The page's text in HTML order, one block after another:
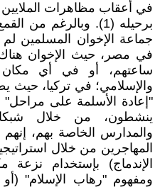
في أعقاب مظاهرات الملايين
برحيله (1). وبالرغم من
جماعة الإخوان المسلمين لم
في مصر، حيث الإخوان
ساعتهم، أو في أي مكان
والإسلامي؛ في تركيا، حيث
"إعادة الأسلمة على
ينشطون، من خلال
والمدارس الخاصة بهم،
المهاجرين من خلال
الإندماج) بإستخدام نزعة
ومفهوم "رهاب الإسلام" (أو